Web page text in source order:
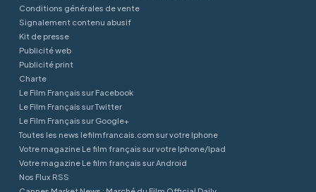
Conditions générales de vente
Signalement contenu abusif
Kit de presse
Publicité web
Publicité print
Charte
Le Film Français sur Facebook
Le Film Français sur Twitter
Le Film Français sur Google+
Toutes les news lefilmfrancais.com sur votre Iphone
Votre magazine Le film français sur votre Iphone/Ipad
Votre magazine Le film français sur Android
Nos Flux RSS